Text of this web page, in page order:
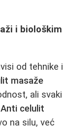
i biološkim
od tehnike i
masaže
ali svaki
Anti celulit
na silu, već